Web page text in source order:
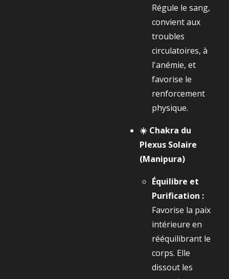
Régule le sang,
convient aux
troubles
circulatoires, à
l'anémie, et
favorise le
renforcement
physique.
☀️ Chakra du
Plexus Solaire
(Manipura)
Équilibre et
Purification :
Favorise la paix
intérieure en
rééquilibrant le
corps. Elle
dissout les